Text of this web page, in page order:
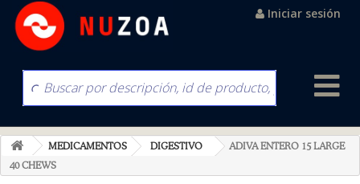
Iniciar sesión
MEDICAMENTOS DIGESTIVO
ADIVA ENTERO 15 LARGE
40 CHEWS